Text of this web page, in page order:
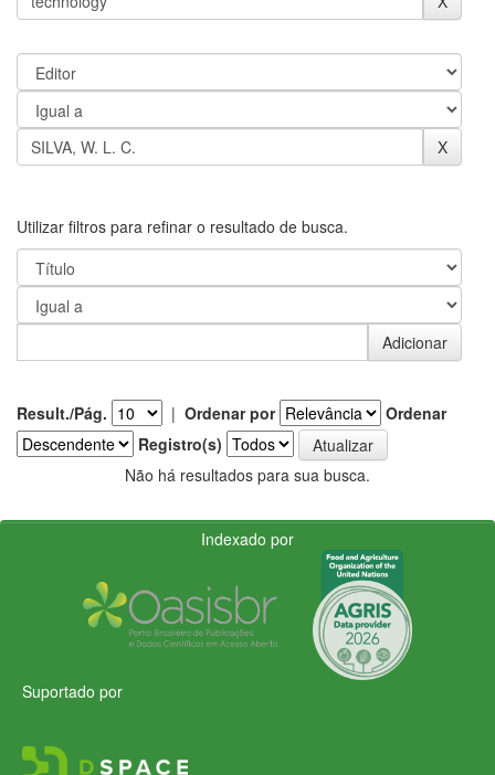
Utilizar filtros para refinar o resultado de busca.
Result./Pág. | Ordenar por
Ordenar
Registro(s)
Não há resultados para sua busca.
Indexado por
Suportado por